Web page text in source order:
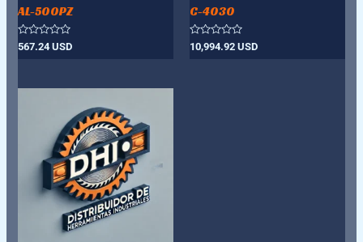
AL-500PZ
Valorado
con
567.24USD
C-4030
Valorado
con
10,994.92 USD